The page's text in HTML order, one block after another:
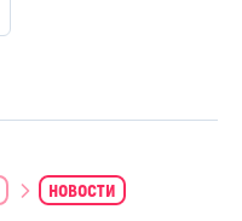
новости